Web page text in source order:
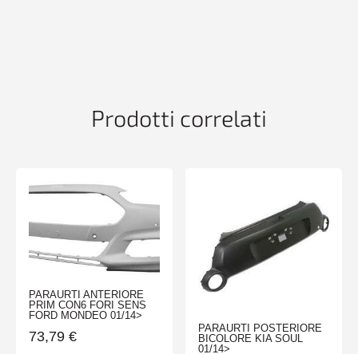
quantità
Prodotti correlati
PARAURTI ANTERIORE
PRIM CON6 FORI SENS
FORD MONDEO 01/14>
73,79 €
PARAURTI POSTERIORE
BICOLORE KIA SOUL
01/14>